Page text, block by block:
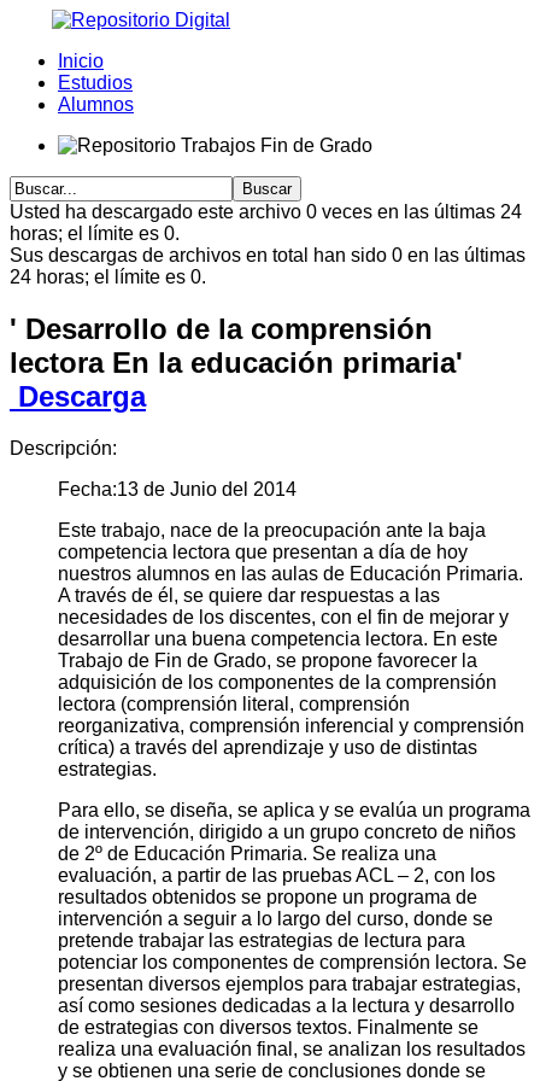
Inicio
Estudios
Alumnos
Usted ha descargado este archivo 0 veces en las últimas 24
horas; el límite es 0.
Sus descargas de archivos en total han sido 0 en las últimas
24 horas; el límite es 0.
' Desarrollo de la comprensión
lectora En la educación primaria'
Descarga
Descripción:
Fecha:13 de Junio del 2014
Este trabajo, nace de la preocupación ante la baja
competencia lectora que presentan a día de hoy
nuestros alumnos en las aulas de Educación Primaria.
A través de él, se quiere dar respuestas a las
necesidades de los discentes, con el fin de mejorar y
desarrollar una buena competencia lectora. En este
Trabajo de Fin de Grado, se propone favorecer la
adquisición de los componentes de la comprensión
lectora (comprensión literal, comprensión
reorganizativa, comprensión inferencial y comprensión
crítica) a través del aprendizaje y uso de distintas
estrategias.
Para ello, se diseña, se aplica y se evalúa un programa
de intervención, dirigido a un grupo concreto de niños
de 2º de Educación Primaria. Se realiza una
evaluación, a partir de las pruebas ACL – 2, con los
resultados obtenidos se propone un programa de
intervención a seguir a lo largo del curso, donde se
pretende trabajar las estrategias de lectura para
potenciar los componentes de comprensión lectora. Se
presentan diversos ejemplos para trabajar estrategias,
así como sesiones dedicadas a la lectura y desarrollo
de estrategias con diversos textos. Finalmente se
realiza una evaluación final, se analizan los resultados
y se obtienen una serie de conclusiones donde se